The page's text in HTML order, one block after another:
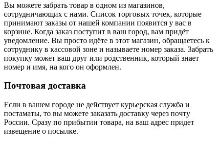
Вы можете забрать товар в одном из магазинов,
сотрудничающих с нами. Список торговых точек, которые
принимают заказы от нашей компании появится у вас в
корзине. Когда заказ поступит в ваш город, вам придёт
уведомление. Вы просто идёте в этот магазин, обращаетесь к
сотруднику в кассовой зоне и называете номер заказа. Забрать
покупку может ваш друг или родственник, который знает
номер и имя, на кого он оформлен.
Почтовая доставка
Если в вашем городе не действует курьерская служба и
постаматы, то вы можете заказать доставку через почту
России. Сразу по прибытии товара, на ваш адрес придет
извещение о посылке.